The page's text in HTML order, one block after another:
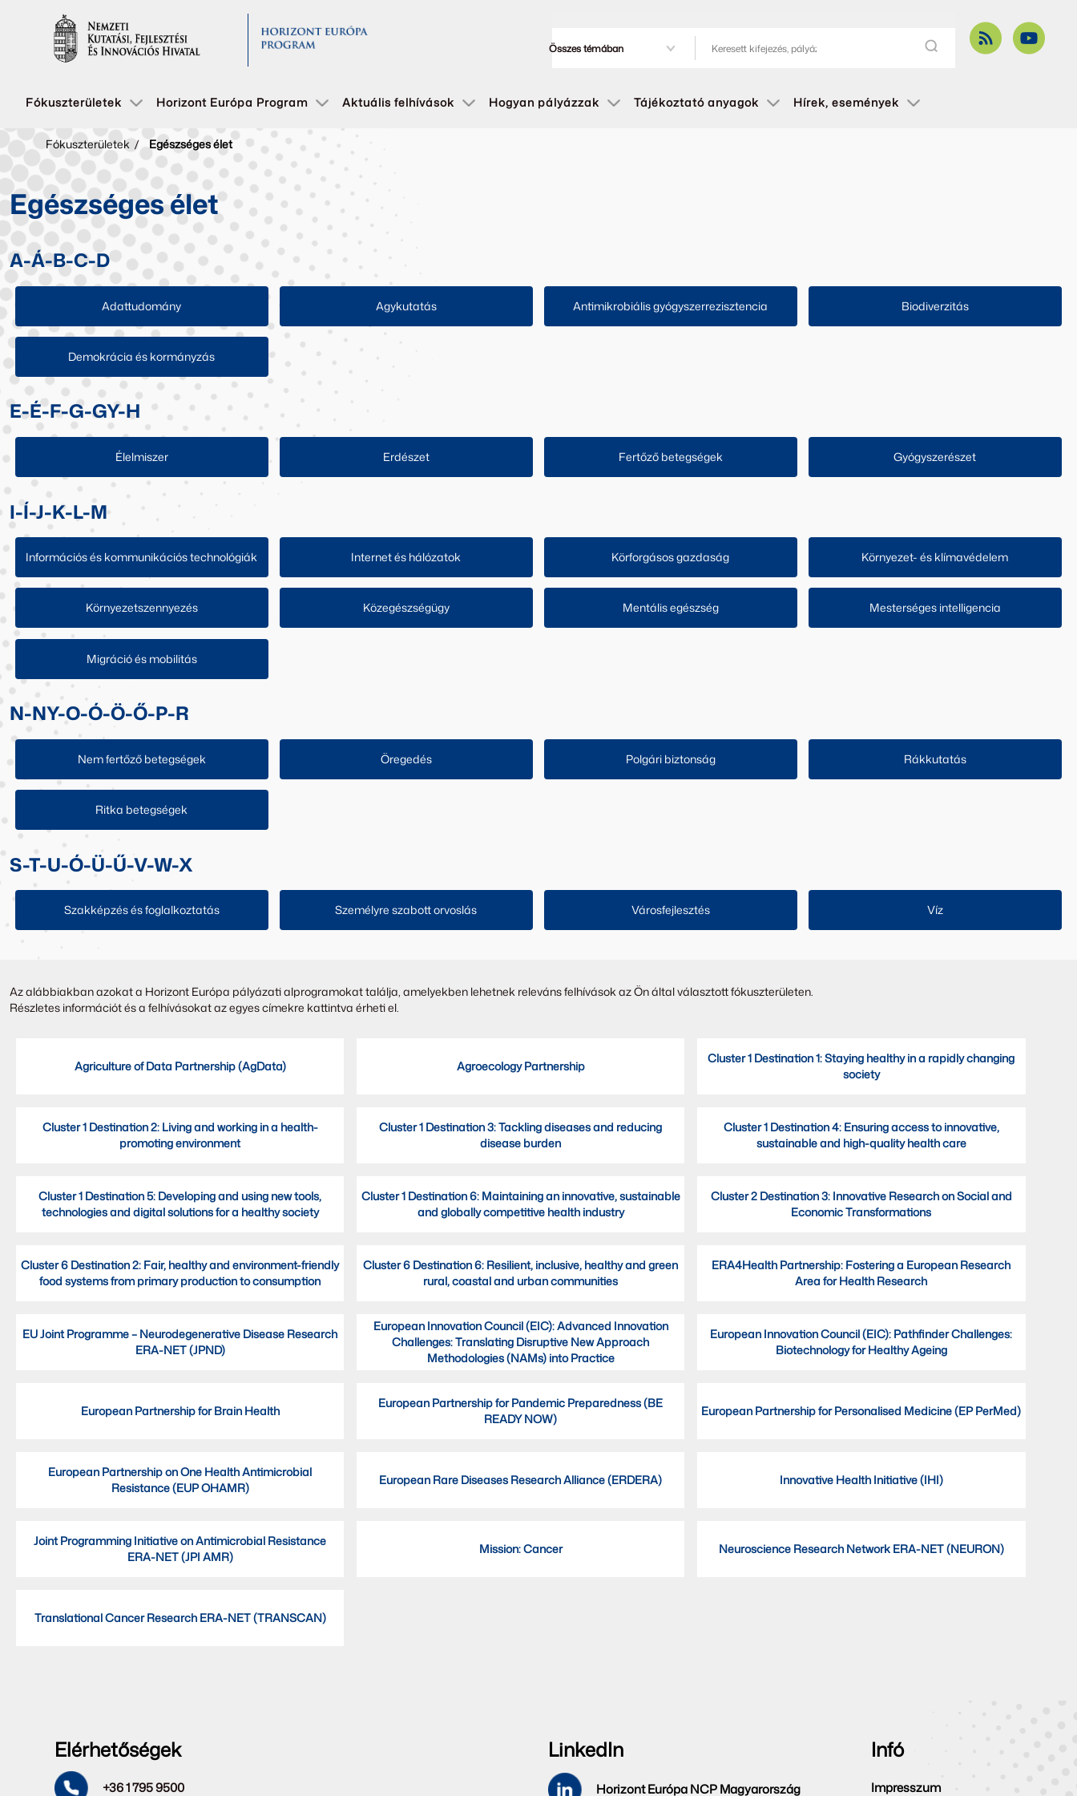
Fókuszterületek Horizont Európa Program Aktuális felhívások Hogyan pályázzak Tájékoztató anyagok Hírek, események
Fókuszterületek / Egészséges élet
Egészséges élet
A-Á-B-C-D
Adattudomány Agykutatás Antimikrobiális gyógyszerrezisztencia Biodiverzitás
Demokrácia és kormányzás
E-É-F-G-GY-H
Élelmiszer Erdészet Fertőző betegségek Gyógyszerészet
I-Í-J-K-L-M
Információs és kommunikációs technológiák Internet és hálózatok Körforgásos gazdaság Környezet- és klímavédelem
Környezetszennyezés Közegészségügy Mentális egészség Mesterséges intelligencia
Migráció és mobilitás
N-NY-O-Ó-Ö-Ő-P-R
Nem fertőző betegségek Öregedés Polgári biztonság Rákkutatás
Ritka betegségek
S-T-U-Ó-Ü-Ű-V-W-X
Szakképzés és foglalkoztatás Személyre szabott orvoslás Városfejlesztés Víz
Az alábbiakban azokat a Horizont Európa pályázati alprogramokat találja, amelyekben lehetnek releváns felhívások az Ön által választott fókuszterületen.
Részletes információt és a felhívásokat az egyes címekre kattintva érheti el.
Agriculture of Data Partnership (AgData) Agroecology Partnership
Cluster 1 Destination 1: Staying healthy in a rapidly changing
society
Cluster 1 Destination 2: Living and working in a health-
promoting environment
Cluster 1 Destination 3: Tackling diseases and reducing
disease burden
Cluster 1 Destination 4: Ensuring access to innovative,
sustainable and high-quality health care
Cluster 1 Destination 5: Developing and using new tools,
technologies and digital solutions for a healthy society
Cluster 1 Destination 6: Maintaining an innovative, sustainable
and globally competitive health industry
Cluster 2 Destination 3: Innovative Research on Social and
Economic Transformations
Cluster 6 Destination 2: Fair, healthy and environment-friendly
food systems from primary production to consumption
Cluster 6 Destination 6: Resilient, inclusive, healthy and green
rural, coastal and urban communities
ERA4Health Partnership: Fostering a European Research
Area for Health Research
EU Joint Programme – Neurodegenerative Disease Research
ERA-NET (JPND)
European Innovation Council (EIC): Advanced Innovation
Challenges: Translating Disruptive New Approach
Methodologies (NAMs) into Practice
European Innovation Council (EIC): Pathfinder Challenges:
Biotechnology for Healthy Ageing
European Partnership for Brain Health
European Partnership for Pandemic Preparedness (BE
READY NOW)
European Partnership for Personalised Medicine (EP PerMed)
European Partnership on One Health Antimicrobial
Resistance (EUP OHAMR)
European Rare Diseases Research Alliance (ERDERA) Innovative Health Initiative (IHI)
Joint Programming Initiative on Antimicrobial Resistance
ERA-NET (JPI AMR)
Mission: Cancer Neuroscience Research Network ERA-NET (NEURON)
Translational Cancer Research ERA-NET (TRANSCAN)
Elérhetőségek
+36 1 795 9500
LinkedIn
Horizont Európa NCP Magyarország
Infó
Impresszum